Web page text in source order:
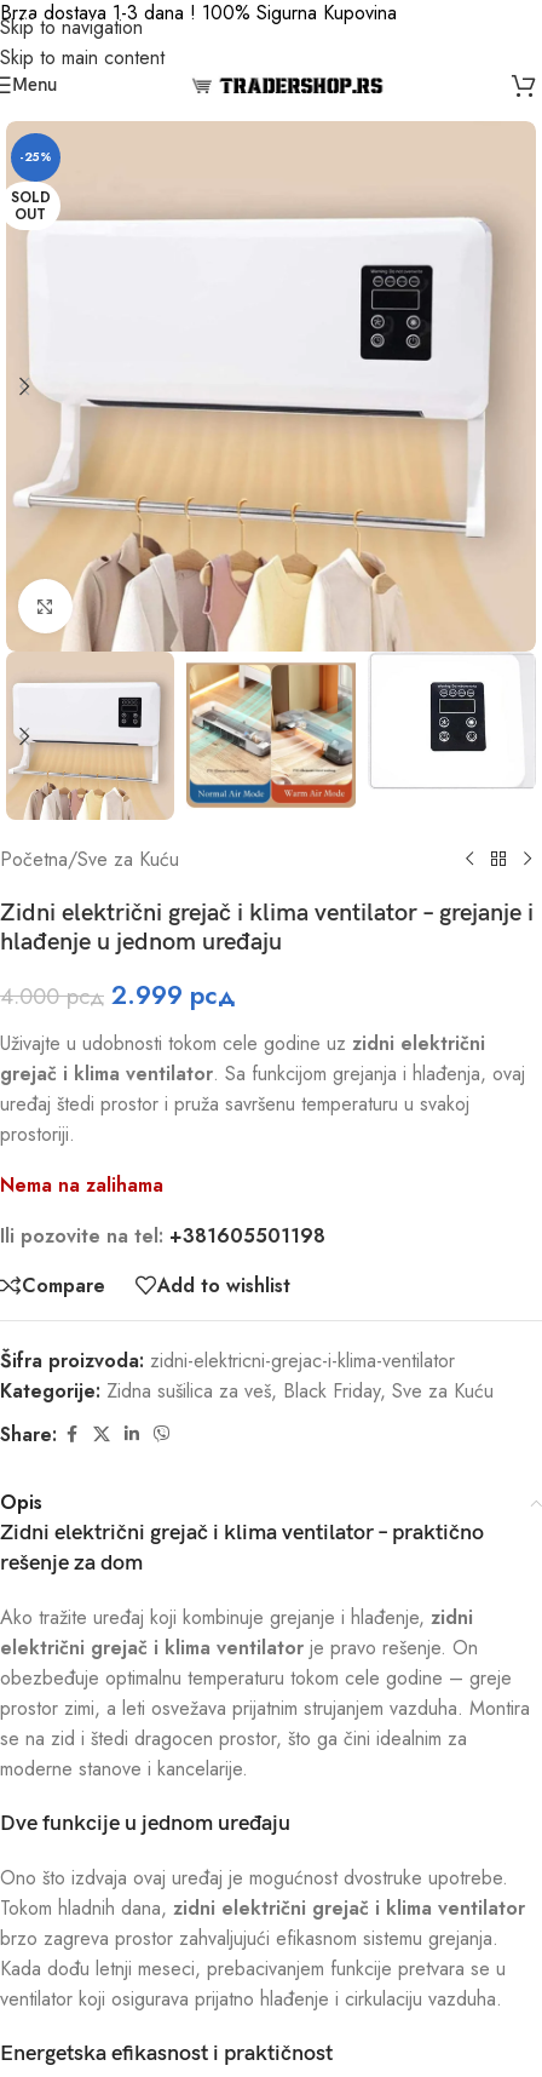
Skip to navigation
Skip to main content
Brza dostava 1-3 dana ! 100% Sigurna Kupovina
Menu
-25%
SOLD
OUT
Click to enlarge
Početna/Sve za Kuću
Zidni električni grejač i klima ventilator – grejanje i
hlađenje u jednom uređaju
4.000рсд 2.999 рсд
Uživajte u udobnosti tokom cele godine uz zidni električni
grejač i klima ventilator. Sa funkcijom grejanja i hlađenja, ovaj
uređaj štedi prostor i pruža savršenu temperaturu u svakoj
prostoriji.
Nema na zalihama
Ili pozovite na tel: +381605501198
Compare
Add to wishlist
Šifra proizvoda: zidni-elektricni-grejac-i-klima-ventilator
Kategorije: Zidna sušilica za veš, Black Friday, Sve za Kuću
Share:
Opis
Zidni električni grejač i klima ventilator – praktično
rešenje za dom
Ako tražite uređaj koji kombinuje grejanje i hlađenje, zidni
električni grejač i klima ventilator je pravo rešenje. On
obezbeđuje optimalnu temperaturu tokom cele godine – greje
prostor zimi, a leti osvežava prijatnim strujanjem vazduha. Montira
se na zid i štedi dragocen prostor, što ga čini idealnim za
moderne stanove i kancelarije.
Dve funkcije u jednom uređaju
Ono što izdvaja ovaj uređaj je mogućnost dvostruke upotrebe.
Tokom hladnih dana, zidni električni grejač i klima ventilator
brzo zagreva prostor zahvaljujući efikasnom sistemu grejanja.
Kada dođu letnji meseci, prebacivanjem funkcije pretvara se u
ventilator koji osigurava prijatno hlađenje i cirkulaciju vazduha.
Energetska efikasnost i praktičnost